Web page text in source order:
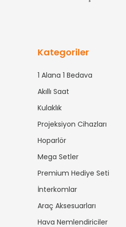
Kategoriler
1 Alana 1 Bedava
Akıllı Saat
Kulaklık
Projeksiyon Cihazları
Hoparlör
Mega Setler
Premium Hediye Seti
İnterkomlar
Araç Aksesuarları
Hava Nemlendiriciler